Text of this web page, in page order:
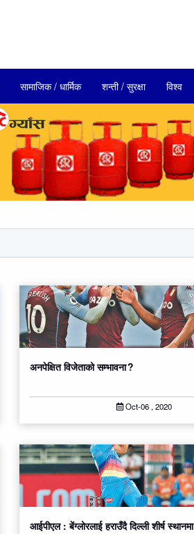
सामाजिक / धार्मिक शन्ती / सुरक्षा विश्व
अनपेक्षित विजेताको सम्भावना ?
Oct-06 , 2020
आईपीएल : बेंग्लोरलाई हराउँदै दिल्ली शीर्ष स्थानमा